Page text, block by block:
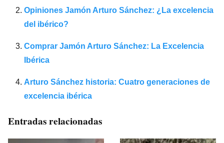
Opiniones Jamón Arturo Sánchez: ¿La excelencia
del ibérico?
Comprar Jamón Arturo Sánchez: La Excelencia
Ibérica
Arturo Sánchez historia: Cuatro generaciones de
excelencia ibérica
Entradas relacionadas